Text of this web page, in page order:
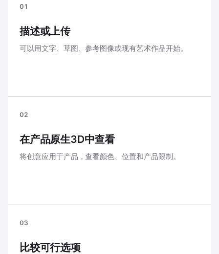
01
描述或上传
可以用文字、草图、参考图像或现有艺术作品开始。
02
在产品原生3D中查看
将创意应用于产品，查看颜色、位置和产品限制。
03
比较可行选项